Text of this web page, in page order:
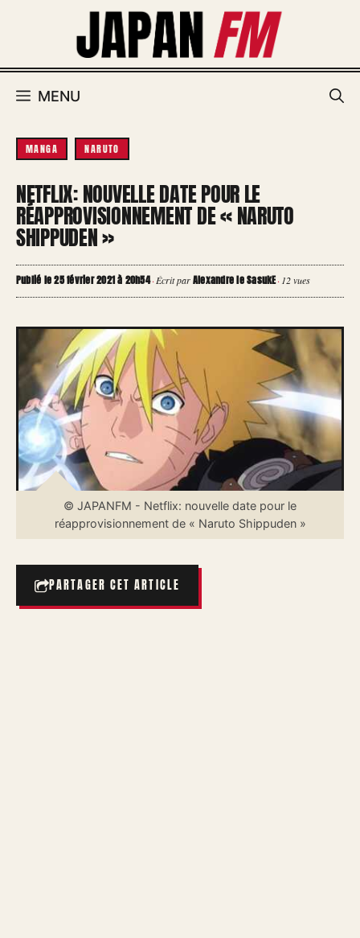
MENU
MANGA NARUTO
NETFLIX: NOUVELLE DATE POUR LE
RÉAPPROVISIONNEMENT DE « NARUTO
SHIPPUDEN »
Publié le 25 février 2021 à 20h54·Écrit parAlexandre le SasukE· 12 vues
© JAPANFM - Netflix: nouvelle date pour le
réapprovisionnement de « Naruto Shippuden »
PARTAGER CET ARTICLE